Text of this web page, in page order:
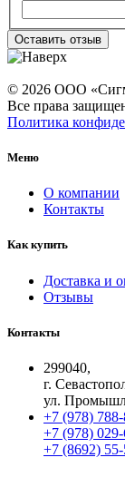
Оставить отзыв
© 2026 ООО
Все права
Политика
Меню
О компании
Контакты
Как купить
Доставка и
Отзывы
Контакты
299040,
г.
ул.
+7 (978)
+7 (978)
+7 (8692)